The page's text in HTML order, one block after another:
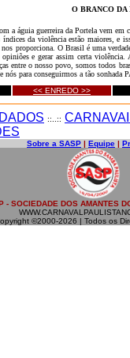
O BRANCO DA
a águia guerreira da Portela vem em
da violência estão maiores, e
proporciona. O Brasil é uma
opiniões e gerar assim certa
entre o nosso povo, somos todos
nós para conseguirmos a tão sonhada
<< ENREDO >>
DADOS ::..::
Sobre a SASP | Equipe |
- SOCIEDADE DOS AMANTES
©2000-2026 | Todos os